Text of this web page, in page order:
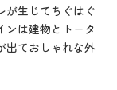
が生じてちぐはぐ
ンは建物とトータ
出ておしゃれな外